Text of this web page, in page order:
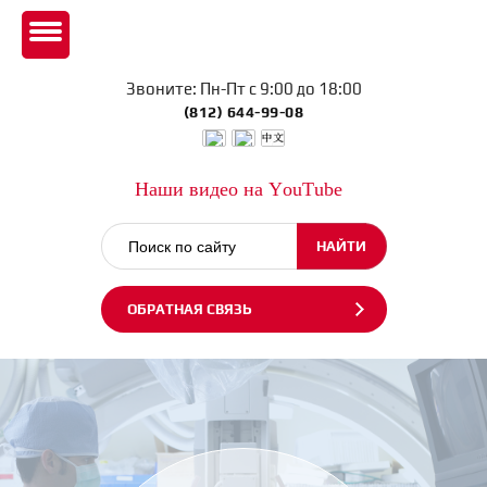
Звоните: Пн-Пт с 9:00 до 18:00
(812) 644-99-08
Наши видео на YouTube
ОБРАТНАЯ СВЯЗЬ